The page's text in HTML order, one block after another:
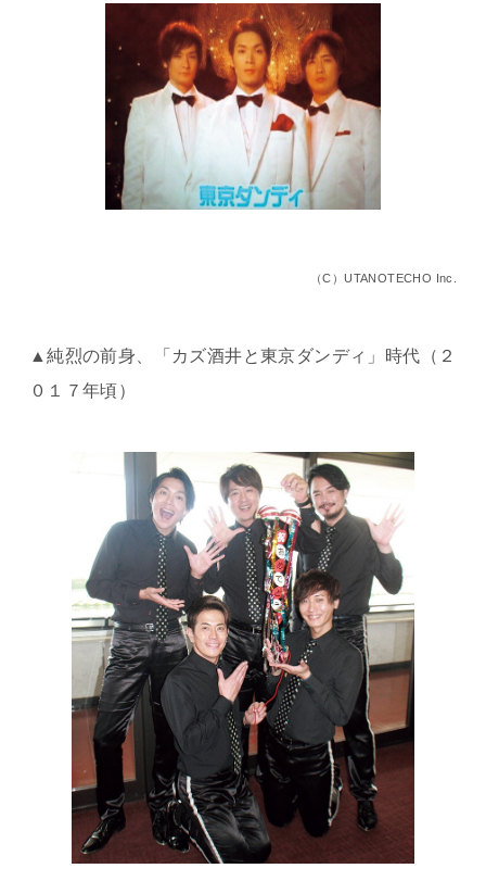
（C）UTANOTECHO Inc.
▲純烈の前身、「カズ酒井と東京ダンディ」時代（２
０１７年頃）